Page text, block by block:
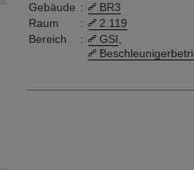
Gebäude :
BR3
Raum
:
2.119
Bereich
: GSI